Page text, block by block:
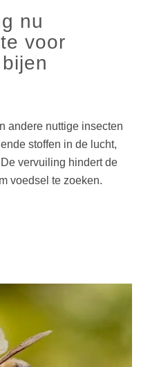
nu
voor
andere nuttige insecten
stoffen in de lucht,
vervuiling hindert de
voedsel te zoeken.